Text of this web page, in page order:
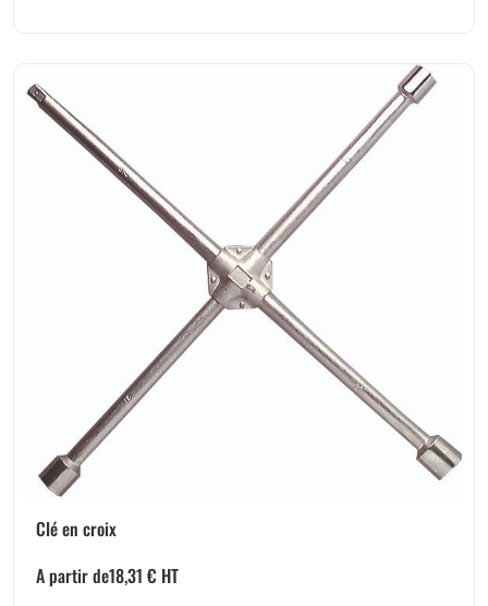
Clé en croix
A partir de18,31 € HT